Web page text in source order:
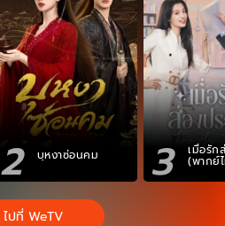
2 บุหงาซ่อนคม 3 เมื่อรัก
(พากย์
ไปที่ WeTV